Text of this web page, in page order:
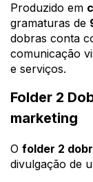
Produzido em
gramaturas de
dobras conta
comunicação
e serviços.
Folder 2
marketing
O folder 2
divulgação de